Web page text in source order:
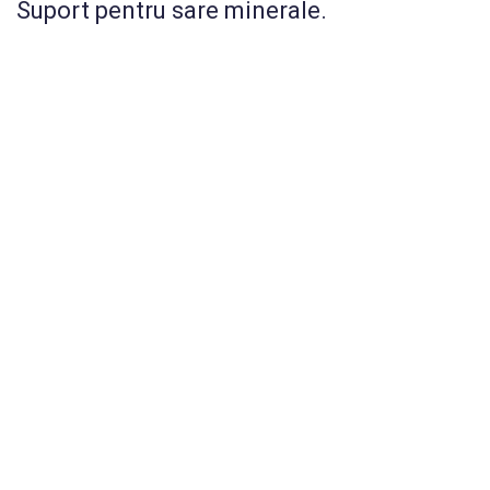
Suport pentru sare minerale.